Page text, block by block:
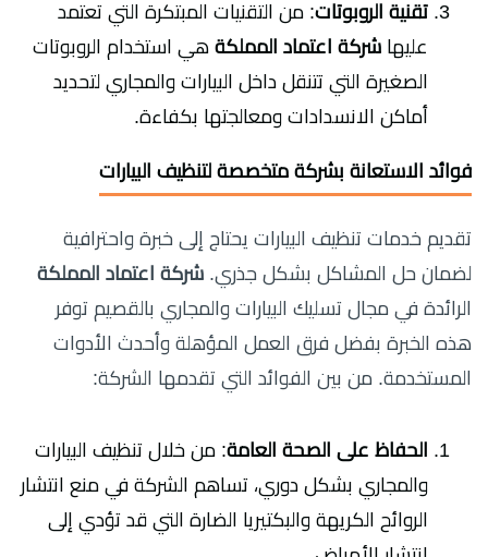
تقنية الروبوتات: من التقنيات المبتكرة التي تعتمد
عليها شركة اعتماد المملكة هي استخدام الروبوتات
الصغيرة التي تتنقل داخل البيارات والمجاري لتحديد
أماكن الانسدادات ومعالجتها بكفاءة.
فوائد الاستعانة بشركة متخصصة لتنظيف البيارات
تقديم خدمات تنظيف البيارات يحتاج إلى خبرة واحترافية
لضمان حل المشاكل بشكل جذري. شركة اعتماد المملكة
الرائدة في مجال تسليك البيارات والمجاري بالقصيم توفر
هذه الخبرة بفضل فرق العمل المؤهلة وأحدث الأدوات
المستخدمة. من بين الفوائد التي تقدمها الشركة:
الحفاظ على الصحة العامة: من خلال تنظيف البيارات
والمجاري بشكل دوري، تساهم الشركة في منع انتشار
الروائح الكريهة والبكتيريا الضارة التي قد تؤدي إلى